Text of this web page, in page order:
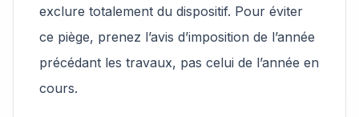
exclure totalement du dispositif. Pour éviter
ce piège, prenez l’avis d’imposition de l’année
précédant les travaux, pas celui de l’année en
cours.